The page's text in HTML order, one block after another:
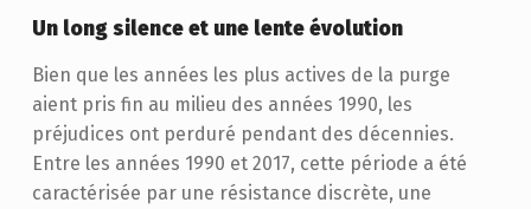
Un long silence et une lente évolution
Bien que les années les plus actives de la purge
aient pris fin au milieu des années 1990, les
préjudices ont perduré pendant des décennies.
Entre les années 1990 et 2017, cette période a été
caractérisée par une résistance discrète, une